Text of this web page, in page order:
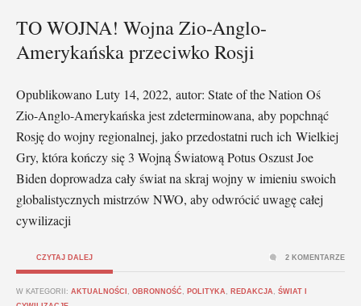
TO WOJNA! Wojna Zio-Anglo-
Amerykańska przeciwko Rosji
Opublikowano Luty 14, 2022, autor: State of the Nation Oś
Zio-Anglo-Amerykańska jest zdeterminowana, aby popchnąć
Rosję do wojny regionalnej, jako przedostatni ruch ich Wielkiej
Gry, która kończy się 3 Wojną Światową Potus Oszust Joe
Biden doprowadza cały świat na skraj wojny w imieniu swoich
globalistycznych mistrzów NWO, aby odwrócić uwagę całej
cywilizacji
CZYTAJ DALEJ
W KATEGORII: AKTUALNOŚCI OBRONNOŚĆ POLITYKA REDAKCJA
ŚWIAT I
2 KOMENTARZE